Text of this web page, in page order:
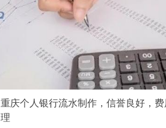
重庆个人银行流水制作，信誉良好，
理